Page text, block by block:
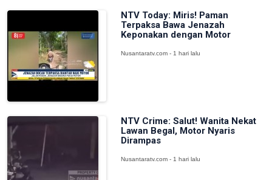
NTV Today: Miris! Paman
Terpaksa Bawa Jenazah
Keponakan dengan Motor
Nusantaratv.com - 1 hari lalu
NTV Crime: Salut! Wanita Nekat
Lawan Begal, Motor Nyaris
Dirampas
Nusantaratv.com - 1 hari lalu